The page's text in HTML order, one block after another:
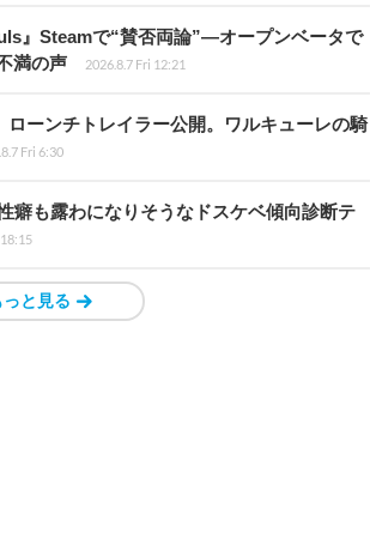
』Steamで“賛否両論”―オープンベータで
満の声
2026.8.7 Fri 12:21
ーンチトレイラー公開。ワルキューレの騎
Fri 6:30
癖も露わになりそうなドスケベ傾向診断テ
と見る